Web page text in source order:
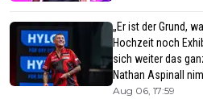
„Er ist der Grund,
Hochzeit noch
sich weiter das
Nathan Aspinall
Aug 06, 17:59